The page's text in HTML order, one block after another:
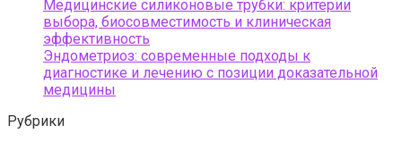
Медицинские силиконовые трубки: критерии
выбора, биосовместимость и клиническая
эффективность
Эндометриоз: современные подходы к
диагностике и лечению с позиции доказательной
медицины
Рубрики